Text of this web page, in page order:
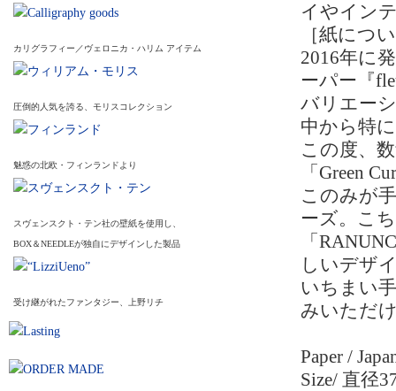
カリグラフィー／ヴェロニカ・ハリム アイテム
圧倒的人気を誇る、モリスコレクション
魅惑の北欧・フィンランドより
スヴェンスクト・テン社の壁紙を使用し、
BOX＆NEEDLEが独自にデザインした製品
受け継がれたファンタジー、上野リチ
イやイン
［紙につ
2016年に
ーパー『
バリエー
中から特
この度、
「Green
このみが
ーズ。こ
「
しいデザ
いちまい
みいただ
Paper /
Size/ 直径